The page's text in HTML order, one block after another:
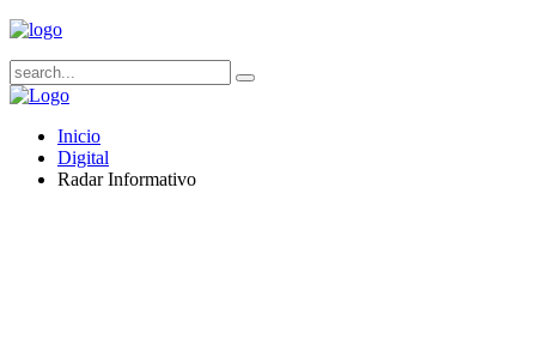
Inicio
Digital
Radar Informativo